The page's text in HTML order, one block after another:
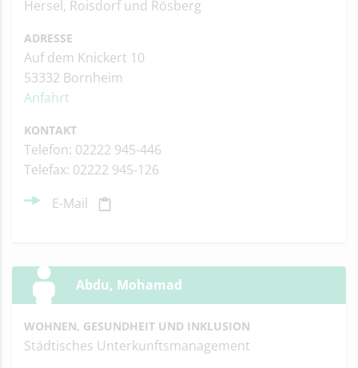
Hersel, Roisdorf und Rösberg
ADRESSE
Auf dem Knickert 10
53332 Bornheim
Anfahrt
KONTAKT
Telefon: 02222 945-446
Telefax: 02222 945-126
E-Mail
Abdu, Mohamad
WOHNEN, GESUNDHEIT UND INKLUSION
Städtisches Unterkunftsmanagement